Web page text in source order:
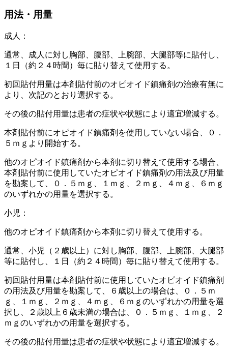
用法・用量
成人：
通常、成人に対し胸部、腹部、上腕部、大腿部等に貼付し、
１日（約２４時間）毎に貼り替えて使用する。
初回貼付用量は本剤貼付前のオピオイド鎮痛剤の治療有無に
より、次記のとおり選択する。
その後の貼付用量は患者の症状や状態により適宜増減する。
本剤貼付前にオピオイド鎮痛剤を使用していない場合、０．
５ｍｇより開始する。
他のオピオイド鎮痛剤から本剤に切り替えて使用する場合、
本剤貼付前に使用していたオピオイド鎮痛剤の用法及び用量
を勘案して、０．５ｍｇ、１ｍｇ、２ｍｇ、４ｍｇ、６ｍｇ
のいずれかの用量を選択する。
小児：
他のオピオイド鎮痛剤から本剤に切り替えて使用する。
通常、小児（２歳以上）に対し胸部、腹部、上腕部、大腿部
等に貼付し、１日（約２４時間）毎に貼り替えて使用する。
初回貼付用量は本剤貼付前に使用していたオピオイド鎮痛剤
の用法及び用量を勘案して、６歳以上の場合は、０．５ｍ
ｇ、１ｍｇ、２ｍｇ、４ｍｇ、６ｍｇのいずれかの用量を選
択し、２歳以上６歳未満の場合は、０．５ｍｇ、１ｍｇ、２
ｍｇのいずれかの用量を選択する。
その後の貼付用量は患者の症状や状態により適宜増減する。